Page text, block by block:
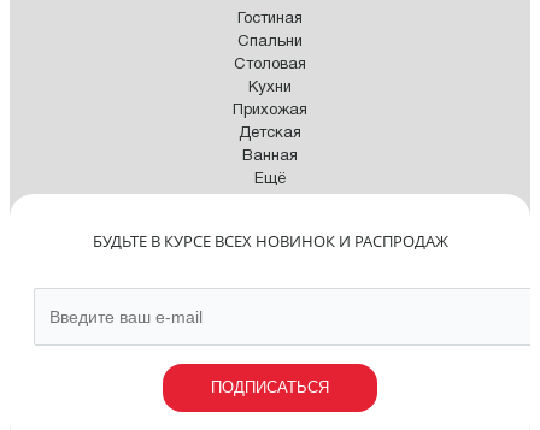
Гостиная
Спальни
Столовая
Кухни
Прихожая
Детская
Ванная
Ещё
БУДЬТЕ В КУРСЕ ВСЕХ НОВИНОК И РАСПРОДАЖ
ПОДПИСАТЬСЯ